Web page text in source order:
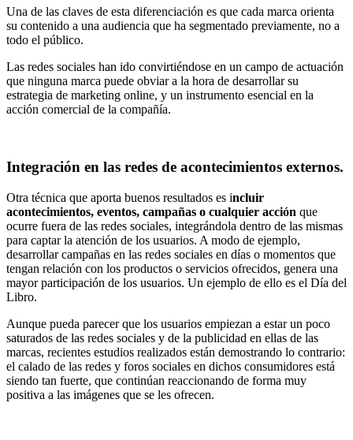
Una de las claves de esta diferenciación es que cada marca orienta
su contenido a una audiencia que ha segmentado previamente, no a
todo el público.
Las redes sociales han ido convirtiéndose en un campo de actuación
que ninguna marca puede obviar a la hora de desarrollar su
estrategia de marketing online, y un instrumento esencial en la
acción comercial de la compañía.
Integración en las redes de acontecimientos externos.
Otra técnica que aporta buenos resultados es incluir
acontecimientos, eventos, campañas o cualquier acción que
ocurre fuera de las redes sociales, integrándola dentro de las mismas
para captar la atención de los usuarios. A modo de ejemplo,
desarrollar campañas en las redes sociales en días o momentos que
tengan relación con los productos o servicios ofrecidos, genera una
mayor participación de los usuarios. Un ejemplo de ello es el Día del
Libro.
Aunque pueda parecer que los usuarios empiezan a estar un poco
saturados de las redes sociales y de la publicidad en ellas de las
marcas, recientes estudios realizados están demostrando lo contrario:
el calado de las redes y foros sociales en dichos consumidores está
siendo tan fuerte, que continúan reaccionando de forma muy
positiva a las imágenes que se les ofrecen.